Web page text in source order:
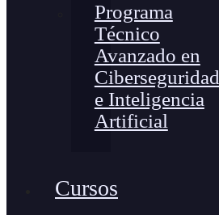
Programa
Técnico
Avanzado en
Ciberseguridad
e Inteligencia
Artificial
Cursos